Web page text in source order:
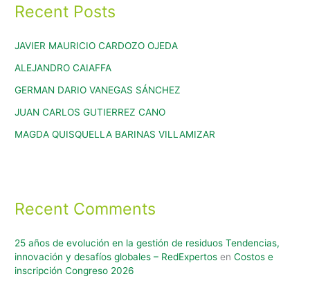
Recent Posts
JAVIER MAURICIO CARDOZO OJEDA
ALEJANDRO CAIAFFA
GERMAN DARIO VANEGAS SÁNCHEZ
JUAN CARLOS GUTIERREZ CANO
MAGDA QUISQUELLA BARINAS VILLAMIZAR
Recent Comments
25 años de evolución en la gestión de residuos Tendencias,
innovación y desafíos globales – RedExpertos enCostos e
inscripción Congreso 2026